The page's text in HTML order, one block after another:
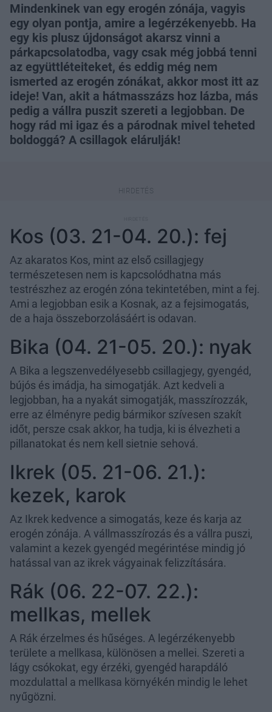
Mindenkinek van egy erogén zónája, vagyis
egy olyan pontja, amire a legérzékenyebb. Ha
egy kis plusz újdonságot akarsz vinni a
párkapcsolatodba, vagy csak még jobbá tenni
az együttléteiteket, és eddig még nem
ismerted az erogén zónákat, akkor most itt az
ideje! Van, akit a hátmasszázs hoz lázba, más
pedig a vállra puszit szereti a legjobban. De
hogy rád mi igaz és a párodnak mivel teheted
boldoggá? A csillagok elárulják!
Kos (03. 21-04. 20.): fej
Az akaratos Kos, mint az első csillagjegy
természetesen nem is kapcsolódhatna más
testrészhez az erogén zóna tekintetében, mint a fej.
Ami a legjobban esik a Kosnak, az a fejsimogatás,
de a haja összeborzolásáért is odavan.
Bika (04. 21-05. 20.): nyak
A Bika a legszenvedélyesebb csillagjegy, gyengéd,
bújós és imádja, ha simogatják. Azt kedveli a
legjobban, ha a nyakát simogatják, masszírozzák,
erre az élményre pedig bármikor szívesen szakít
időt, persze csak akkor, ha tudja, ki is élvezheti a
pillanatokat és nem kell sietnie sehová.
Ikrek (05. 21-06. 21.):
kezek, karok
Az Ikrek kedvence a simogatás, keze és karja az
erogén zónája. A vállmasszírozás és a vállra puszi,
valamint a kezek gyengéd megérintése mindig jó
hatással van az ikrek vágyainak felizzítására.
Rák (06. 22-07. 22.):
mellkas, mellek
A Rák érzelmes és hűséges. A legérzékenyebb
területe a mellkasa, különösen a mellei. Szereti a
lágy csókokat, egy érzéki, gyengéd harapdáló
mozdulattal a mellkasa környékén mindig le lehet
nyűgözni.